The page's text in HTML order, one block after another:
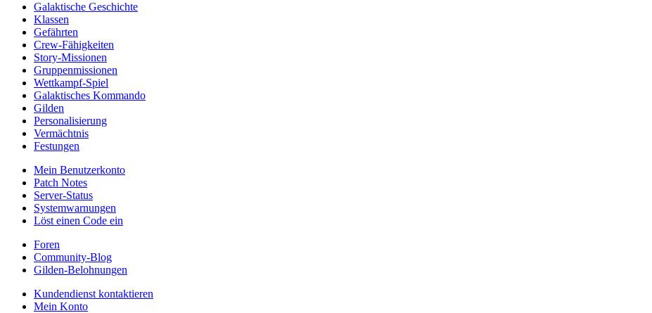
Galaktische Geschichte
Klassen
Gefährten
Crew-Fähigkeiten
Story-Missionen
Gruppenmissionen
Wettkampf-Spiel
Galaktisches Kommando
Gilden
Personalisierung
Vermächtnis
Festungen
Mein Benutzerkonto
Patch Notes
Server-Status
Systemwarnungen
Löst einen Code ein
Foren
Community-Blog
Gilden-Belohnungen
Kundendienst kontaktieren
Mein Konto